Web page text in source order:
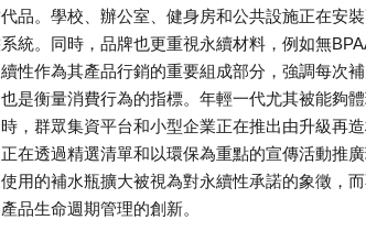
品。學校、辦公室、健身房和公共設施正在安
統。同時，品牌也更重視永續材料，例如無
性作為其產品行銷的重要組成部分，強調每次
是衡量消費行為的指標。年輕一代尤其被能夠
，群眾集資平台和小型企業正在推出由升級再
在透過精選清單和以環保為重點的宣傳活動推
用的補水瓶擴大被視為對永續性承諾的象徵，
品生命週期管理的創新。